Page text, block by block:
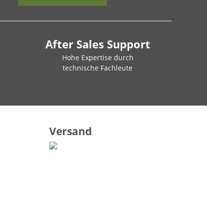
After Sales Support
Hohe Expertise durch
technische Fachleute
Versand